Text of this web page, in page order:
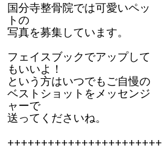
国分寺整骨院では可愛いペッ
トの
写真を募集しています。
フェイスブックでアップして
もいいよ！
という方はいつでもご自慢の
ベストショットをメッセンジ
ャーで
送ってくださいね。
+++++++++++++++++++++++